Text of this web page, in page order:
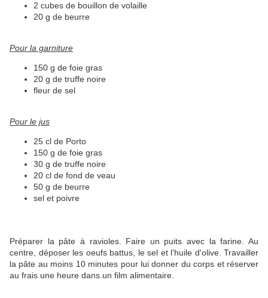
2 cubes de bouillon de volaille
20 g de beurre
Pour la garniture
150 g de foie gras
20 g de truffe noire
fleur de sel
Pour le jus
25 cl de Porto
150 g de foie gras
30 g de truffe noire
20 cl de fond de veau
50 g de beurre
sel et poivre
Préparer la pâte à ravioles. Faire un puits avec la farine. Au
centre, déposer les oeufs battus, le sel et l'huile d'olive. Travailler
la pâte au moins 10 minutes pour lui donner du corps et réserver
au frais une heure dans un film alimentaire.